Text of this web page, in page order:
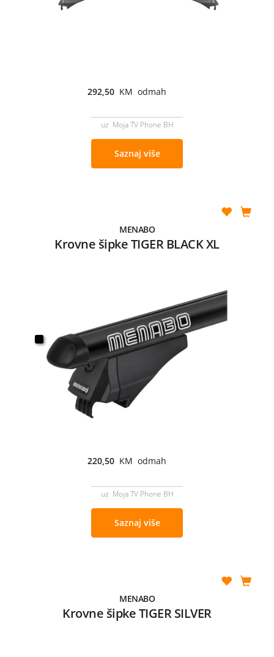
292,50 KM odmah
uz Moja TV Phone BH
Saznaj više
MENABO
Krovne šipke TIGER BLACK XL
220,50 KM odmah
uz Moja TV Phone BH
Saznaj više
MENABO
Krovne šipke TIGER SILVER